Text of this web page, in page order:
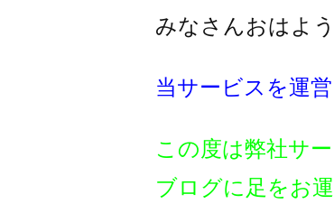
みなさんおはよ
当サービスを運営
この度は弊社サ
ブログに足をお